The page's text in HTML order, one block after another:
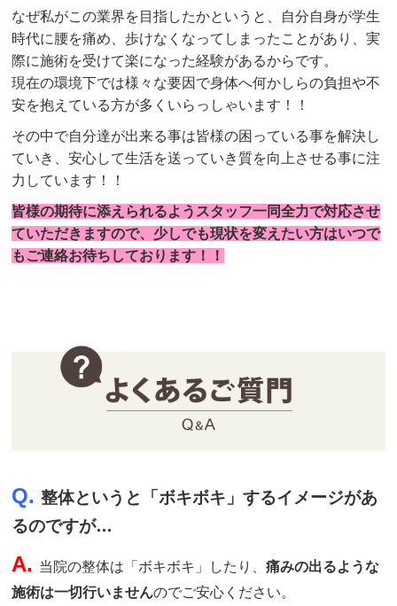
なぜ私がこの業界を目指したかというと、自分自身が学生
時代に腰を痛め、歩けなくなってしまったことがあり、実
際に施術を受けて楽になった経験があるからです。
現在の環境下では様々な要因で身体へ何かしらの負担や不
安を抱え ている方が多くいらっしゃいます！！
その中で自分達が出来る事は皆様の困っている事を解決し
ていき、安心して生活を送っていき質を向上させる事に注
力しています！！
皆様の期待に添えられるようスタッフ一同全力で対応させ
ていただきますので、少しでも現状を変えたい方はいつで
もご連絡お待ちしております！
！
Q.整体というと「ボキボキ」するイメージがあ
るのですが…
A. 当院の整体は「ボキボキ」したり、痛みの出るような
施術は一切行いませんのでご安心ください。